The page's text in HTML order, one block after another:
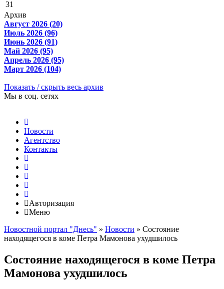
31
Архив
Август 2026 (20)
Июль 2026 (96)
Июнь 2026 (91)
Май 2026 (95)
Апрель 2026 (95)
Март 2026 (104)
Показать / скрыть весь архив
Мы в соц. сетях
Новости
Агентство
Контакты
Авторизация
Меню
Новостной портал "Днесь" » Новости » Состояние
находящегося в коме Петра Мамонова ухудшилось
Состояние находящегося в коме Петра
Мамонова ухудшилось